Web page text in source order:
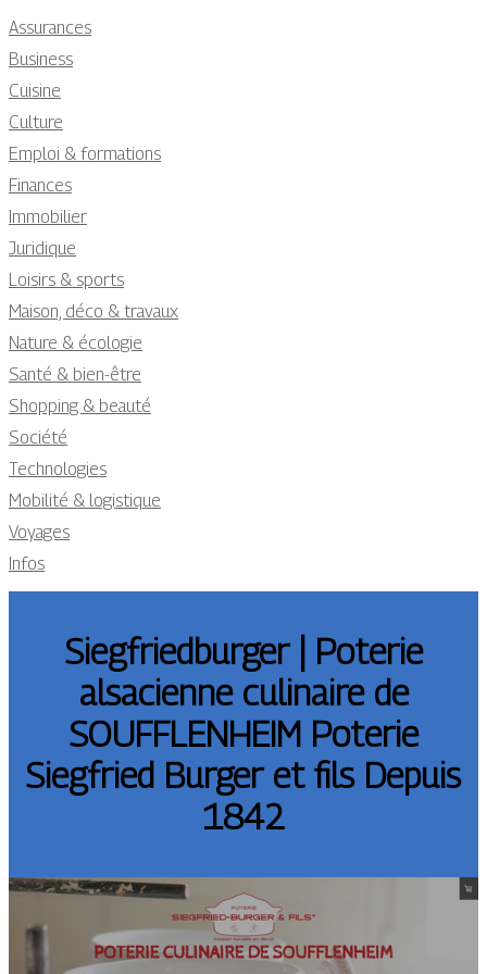
Assurances
Business
Cuisine
Culture
Emploi & formations
Finances
Immobilier
Juridique
Loisirs & sports
Maison, déco & travaux
Nature & écologie
Santé & bien-être
Shopping & beauté
Société
Technologies
Mobilité & logistique
Voyages
Infos
Siegfried­bur­ger | Poterie
alsacienne culinaire de
SOUFFLEN­HEIM Poterie
Siegfried Burger et fils Depuis
1842